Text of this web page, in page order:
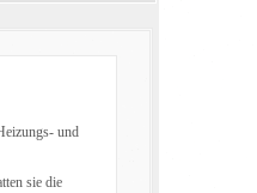
und
sie die